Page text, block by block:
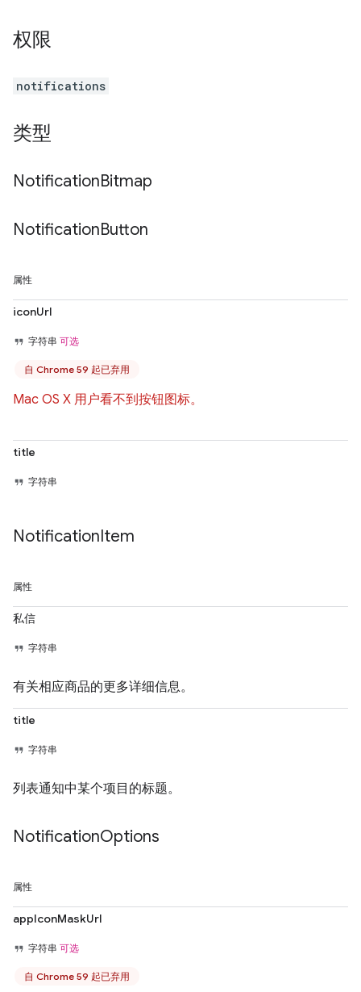
权限
notifications
类型
NotificationBitmap
NotificationButton
属性
iconUrl
字符串 可选
自 Chrome 59 起已弃用
Mac OS X 用户看不到按钮图标。
title
字符串
NotificationItem
属性
私信
字符串
有关相应商品的更多详细信息。
title
字符串
列表通知中某个项目的标题。
NotificationOptions
属性
appIconMaskUrl
字符串 可选
自 Chrome 59 起已弃用